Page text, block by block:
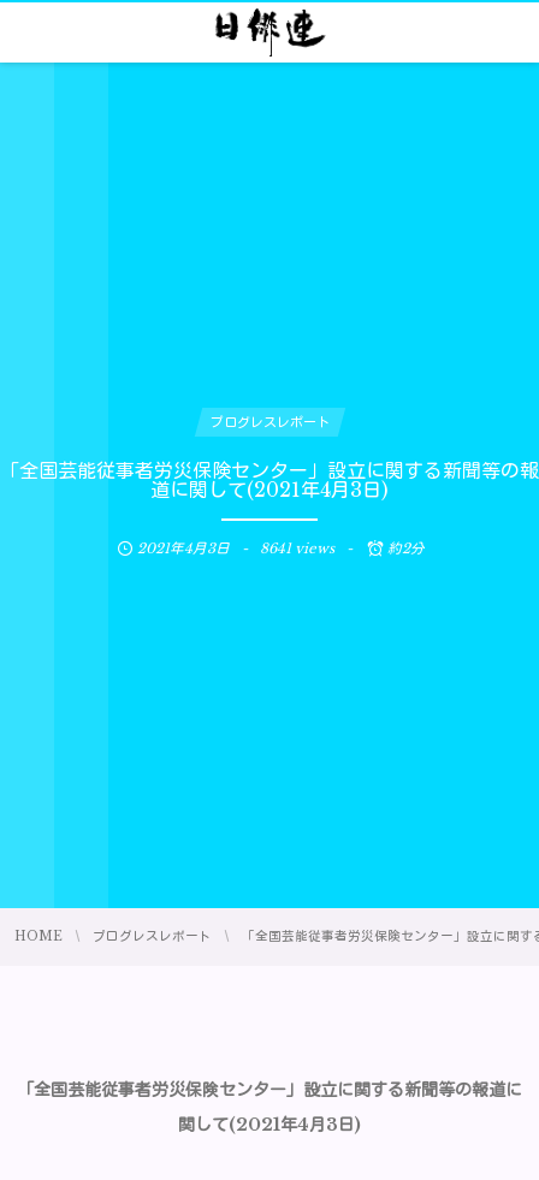
プログレスレポート
「全国芸能従事者労災保険センター」設立に関する新聞等の報
道に関して(2021年4月3日)
2021年4月3日 8641 views 約2分
HOME プログレスレポート 「全国芸能従事者労災保険センター」設立に関
「全国芸能従事者労災保険センター」設立に関する新聞等の報道に
関して(2021年4月3日)